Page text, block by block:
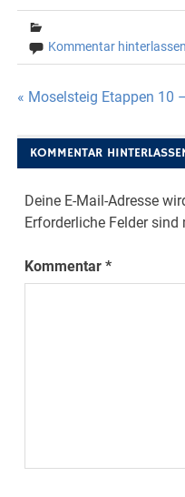
Kommentar hinterlassen
« Moselsteig Etappen 10
KOMMENTAR
Deine E-Mail-Adresse
Erforderliche Felder
Kommentar*